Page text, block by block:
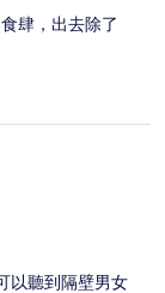
肆，出去除了
以聽到隔壁男女